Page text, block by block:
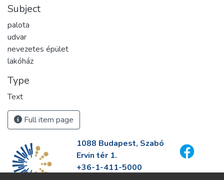
Subject
palota
udvar
nevezetes épület
lakóház
Type
Text
Full item page
1088 Budapest, Szabó
Ervin tér 1.
+36-1-411-5000